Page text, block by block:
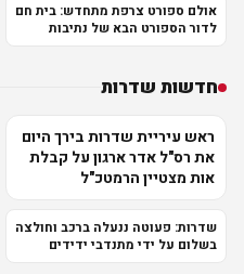
אולם ספורט צרפת מתחדש: בית חם
לדור הספורט הבא של נתיבות
חדשות שדרות
ראש עיריית שדרות בירך היום
את רס"ל אדר ארגון על קבלת
אות מצטיין הרמטכ"ל
שדרות: פעוטה ננעלה ברכב וחולצה
בשלום על ידי מתנדבי ידידים